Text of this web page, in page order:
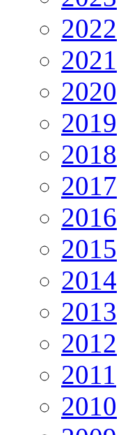
2022
2021
2020
2019
2018
2017
2016
2015
2014
2013
2012
2011
2010